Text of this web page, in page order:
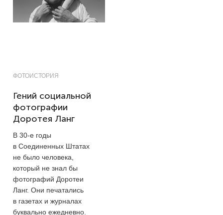
ФОТОИСТОРИЯ
Гений социальной
фотографии
Доротея Ланг
В 30-е годы
в Соединенных Штатах
не было человека,
который не знал бы
фотографий Доротеи
Ланг. Они печатались
в газетах и журналах
буквально ежедневно.